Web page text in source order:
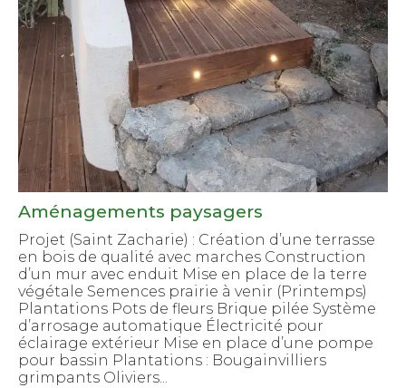
Aménagements paysagers
Projet (Saint Zacharie) : Création d’une terrasse
en bois de qualité avec marches Construction
d’un mur avec enduit Mise en place de la terre
végétale Semences prairie à venir (Printemps)
Plantations Pots de fleurs Brique pilée Système
d’arrosage automatique Électricité pour
éclairage extérieur Mise en place d’une pompe
pour bassin Plantations : Bougainvilliers
grimpants Oliviers...